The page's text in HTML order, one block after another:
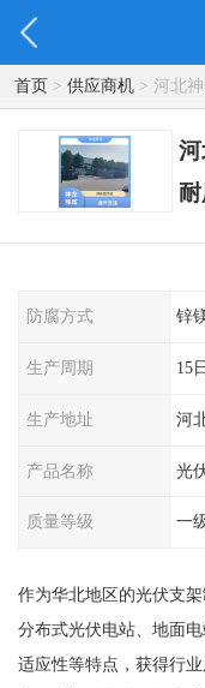
首页> 供应商机> 河北神
防腐方式 锌
生产周期 15
生产地址 河
产品名称 光
质量等级 一
作为华北地区的光伏支
分布式光伏电站、地面
适应性等特点，获得行业